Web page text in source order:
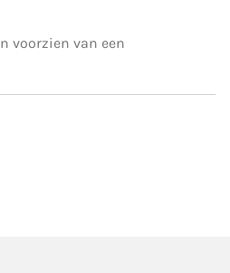
voorzien van een